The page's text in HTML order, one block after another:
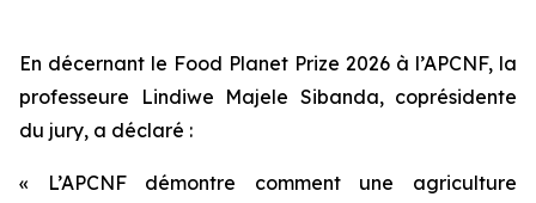
En décernant le Food Planet Prize 2026 à l’APCNF, la
professeure Lindiwe Majele Sibanda, coprésidente
du jury, a déclaré :
« L’APCNF démontre comment une agriculture